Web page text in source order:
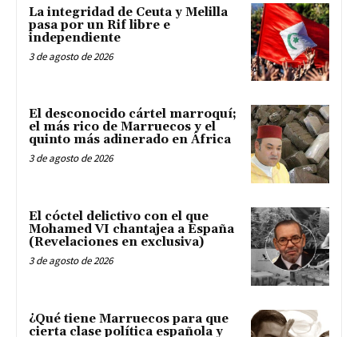
La integridad de Ceuta y Melilla
pasa por un Rif libre e
independiente
3 de agosto de 2026
El desconocido cártel marroquí;
el más rico de Marruecos y el
quinto más adinerado en África
3 de agosto de 2026
El cóctel delictivo con el que
Mohamed VI chantajea a España
(Revelaciones en exclusiva)
3 de agosto de 2026
¿Qué tiene Marruecos para que
cierta clase política española y